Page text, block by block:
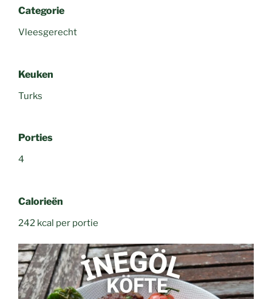
Categorie
Vleesgerecht
Keuken
Turks
Porties
4
Calorieën
242 kcal per portie